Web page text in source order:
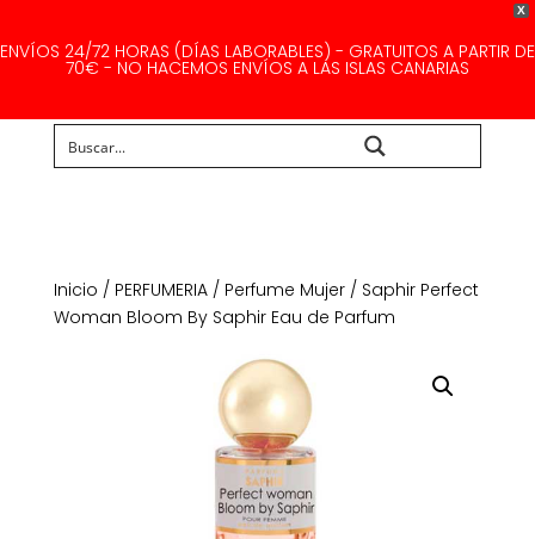
X
ENVÍOS 24/72 HORAS (DÍAS LABORABLES) - GRATUITOS A PARTIR DE
70€ - NO HACEMOS ENVÍOS A LAS ISLAS CANARIAS
Inicio / PERFUMERIA/ Perfume Mujer/ Saphir Perfect
Woman Bloom By Saphir Eau de Parfum